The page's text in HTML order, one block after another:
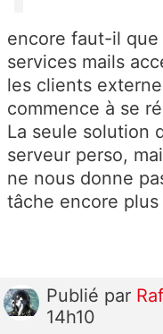
encore faut-il
services mails
les clients
commence à se
La seule solution
serveur perso,
ne nous donne
tâche encore
Publié par
14h10